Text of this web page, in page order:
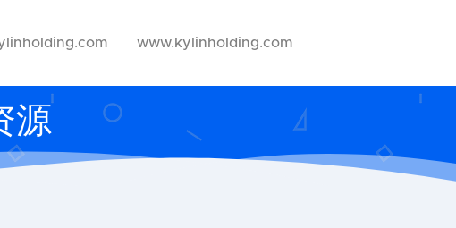
www.kylinholding.com
源